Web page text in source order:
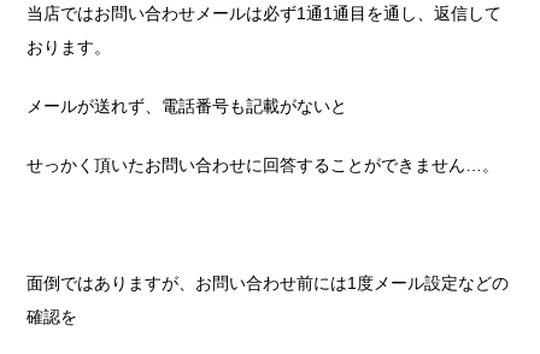
当店ではお問い合わせメールは必ず1通1通目を通し、返信して
おります。
メールが送れず、電話番号も記載がないと
せっかく頂いたお問い合わせに回答することができません…。
面倒ではありますが、お問い合わせ前には1度メール設定などの
確認を